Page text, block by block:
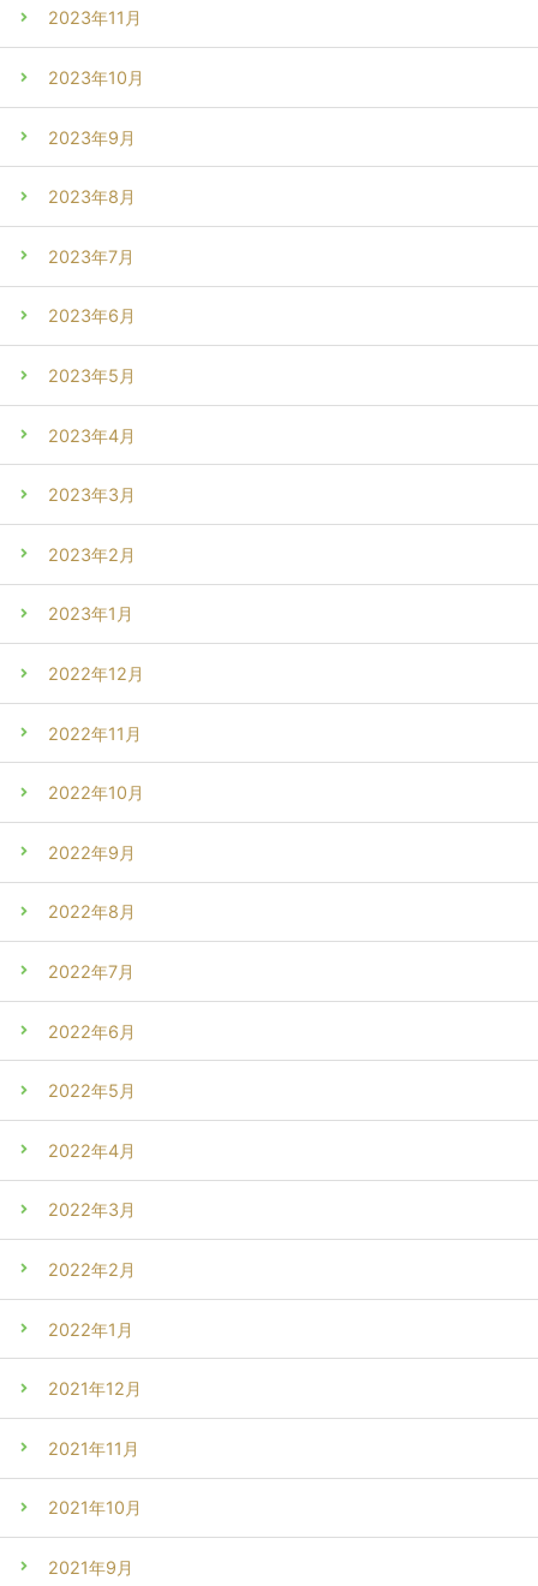
2023年11月
2023年10月
2023年9月
2023年8月
2023年7月
2023年6月
2023年5月
2023年4月
2023年3月
2023年2月
2023年1月
2022年12月
2022年11月
2022年10月
2022年9月
2022年8月
2022年7月
2022年6月
2022年5月
2022年4月
2022年3月
2022年2月
2022年1月
2021年12月
2021年11月
2021年10月
2021年9月